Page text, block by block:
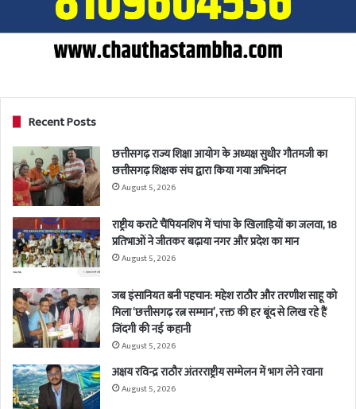
Recent Posts
छत्तीसगढ़ राज्य शिक्षा आयोग के अध्यक्ष सुधीर गौतमजी का
छत्तीसगढ़ शिक्षक संघ द्वारा किया गया अभिनंदन
August 5, 2026
राष्ट्रीय कराटे चैंपियनशिप में चांपा के खिलाड़ियों का जलवा, 18
प्रतिभाओं ने जीतकर बढ़ाया नगर और प्रदेश का मान
August 5, 2026
जब इंसानियत बनी पहचान: महेश राठौर और तरणीश साहू को
मिला ‘छत्तीसगढ़ रत्न सम्मान’, रक्त की हर बूंद से लिख रहे हैं
जिंदगी की नई कहानी
August 5, 2026
अक्षय रविन्द्र राठौर अंतरराष्ट्रीय सम्मेलन में भाग लेने रवाना
August 5, 2026